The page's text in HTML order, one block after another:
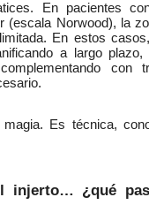
En pacientes
(escala Norwood), la
En estos
a largo plazo,
con
Es técnica,
injerto… ¿qué